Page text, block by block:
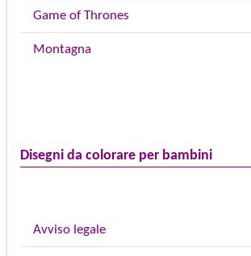
Game of Thrones
Montagna
Disegni da colorare per bambini
Avviso legale